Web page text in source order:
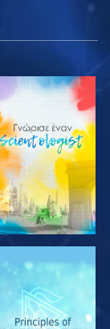
ΕΞΕΡΕΥΝΗΣΤΕ
ΤΗ ΣΕΙΡΑ